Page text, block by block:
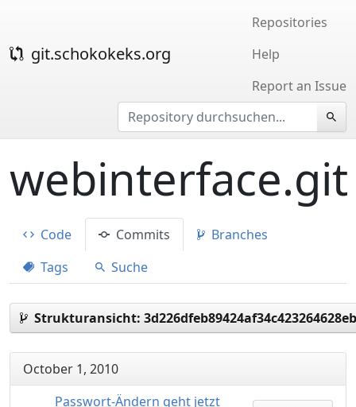
git.schokokeks.org
Repositories
Help
Report an Issue
webinterface.git
Code Commits
Branches
Tags
Suche
Strukturansicht:
October 1, 2010
Passwort-Ändern geht jetzt